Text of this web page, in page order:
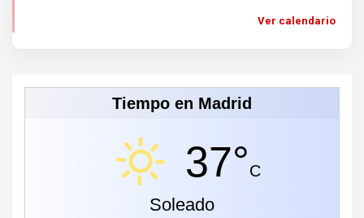
Ver calendario
Tiempo en Madrid
37°C
Soleado